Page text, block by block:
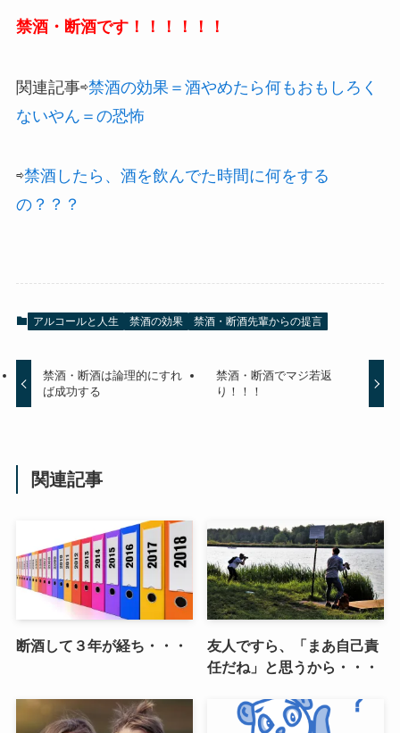
禁酒・断酒です！！！！！！
関連記事⇨禁酒の効果＝酒やめたら何もおもしろく
ないやん＝の恐怖
⇨禁酒したら、酒を飲んでた時間に何をする
の？？？
アルコールと人生 禁酒の効果 禁酒・断酒先輩からの提言
禁酒・断酒は論理的にすれ
ば成功する
禁酒・断酒でマジ若返
り！！！
関連記事
断酒して３年が経ち・・・
友人ですら、「まあ自己責
任だね」と思うから・・・